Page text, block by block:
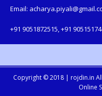
Email:
+91 9051872515, +91
Copyright © 2018 | rojdin.in
Online